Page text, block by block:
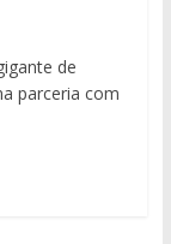
de
parceria com